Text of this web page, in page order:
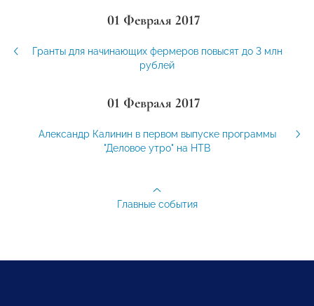
01 Февраля 2017
Гранты для начинающих фермеров повысят до 3 млн
рублей
01 Февраля 2017
Александр Калинин в первом выпуске программы
"Деловое утро" на НТВ
Главные события